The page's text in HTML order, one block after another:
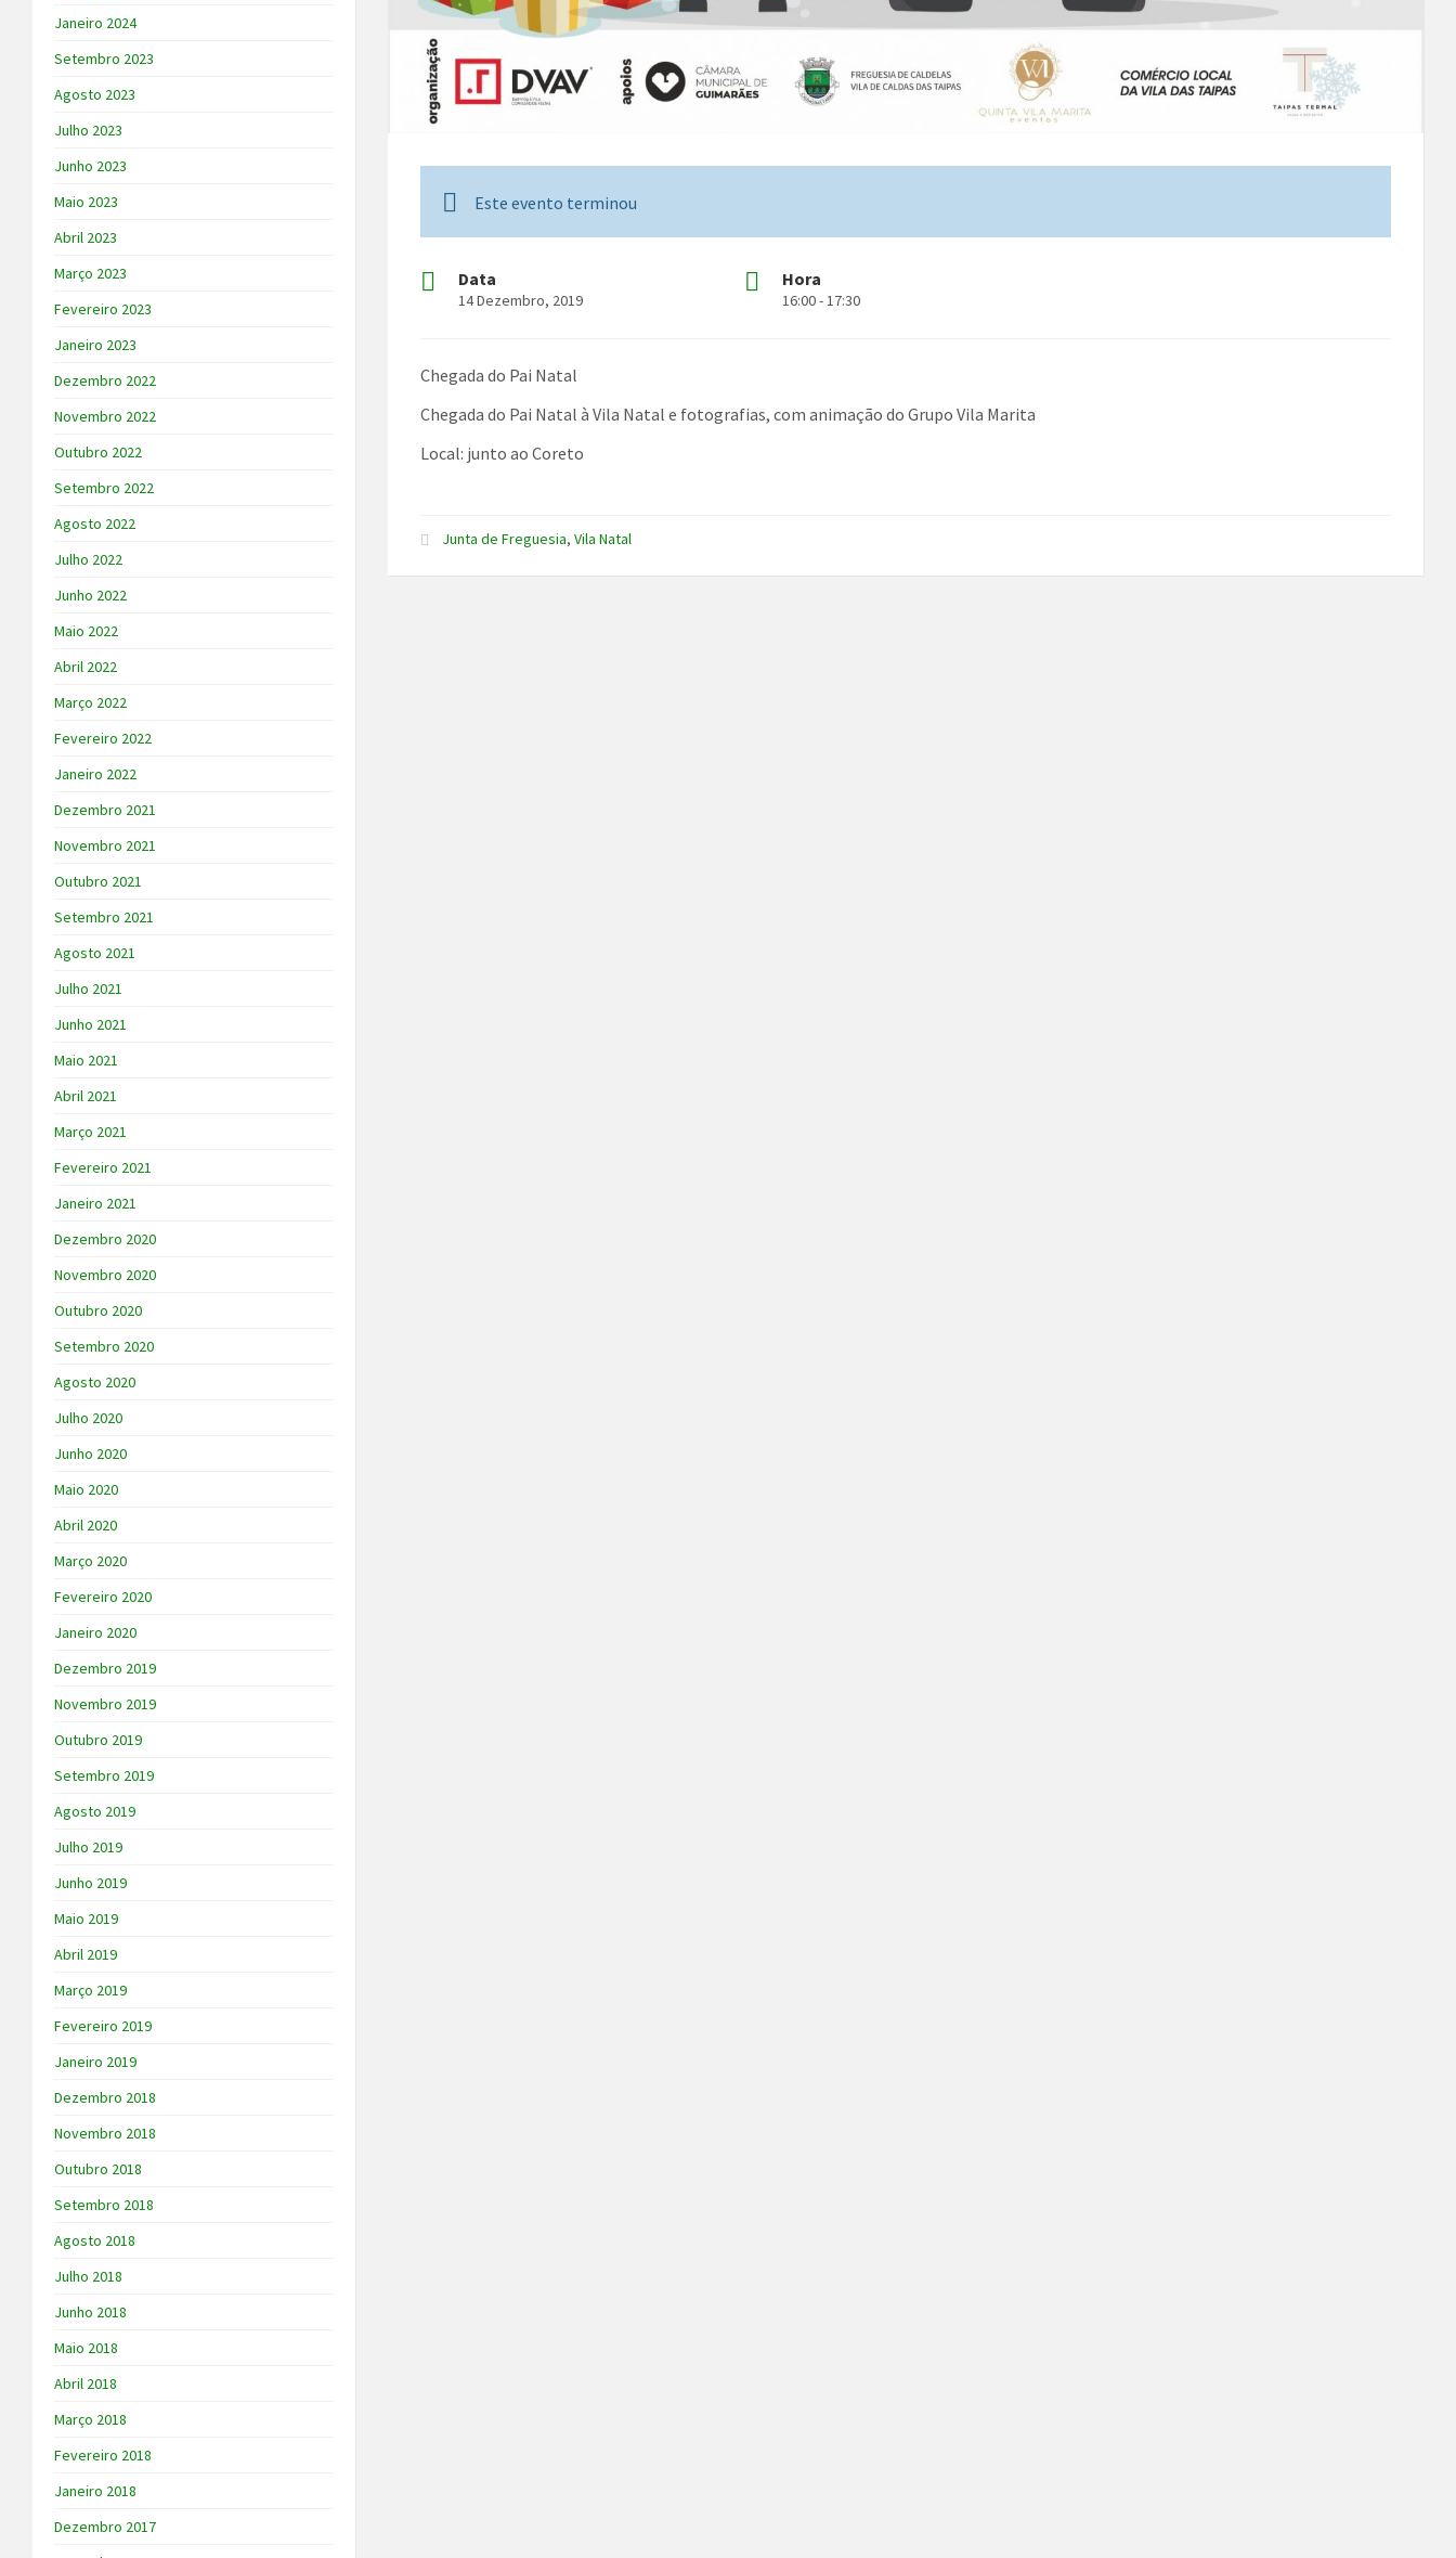
Este evento terminou
Data
14 Dezembro, 2019
Hora
16:00 - 17:30
Chegada do Pai Natal
Chegada do Pai Natal à Vila Natal e fotografias, com animação do Grupo Vila Marita
Local: junto ao Coreto
Junta de Freguesia,Vila Natal
Janeiro 2024
Setembro 2023
Agosto 2023
Julho 2023
Junho 2023
Maio 2023
Abril 2023
Março 2023
Fevereiro 2023
Janeiro 2023
Dezembro 2022
Novembro 2022
Outubro 2022
Setembro 2022
Agosto 2022
Julho 2022
Junho 2022
Maio 2022
Abril 2022
Março 2022
Fevereiro 2022
Janeiro 2022
Dezembro 2021
Novembro 2021
Outubro 2021
Setembro 2021
Agosto 2021
Julho 2021
Junho 2021
Maio 2021
Abril 2021
Março 2021
Fevereiro 2021
Janeiro 2021
Dezembro 2020
Novembro 2020
Outubro 2020
Setembro 2020
Agosto 2020
Julho 2020
Junho 2020
Maio 2020
Abril 2020
Março 2020
Fevereiro 2020
Janeiro 2020
Dezembro 2019
Novembro 2019
Outubro 2019
Setembro 2019
Agosto 2019
Julho 2019
Junho 2019
Maio 2019
Abril 2019
Março 2019
Fevereiro 2019
Janeiro 2019
Dezembro 2018
Novembro 2018
Outubro 2018
Setembro 2018
Agosto 2018
Julho 2018
Junho 2018
Maio 2018
Abril 2018
Março 2018
Fevereiro 2018
Janeiro 2018
Dezembro 2017